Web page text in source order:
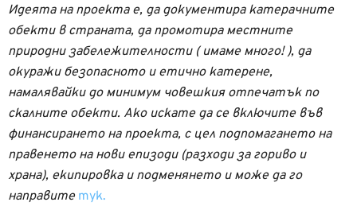
Идеята на проекта е, да документира катерачните
обекти в страната, да промотира местните
природни забележителности ( имаме много! ), да
окуражи безопасното и етично катерене,
намалявайки до минимум човешкия отпечатък по
скалните обекти. Ако искате да се включите във
финансирането на проекта, с цел подпомагането на
правенето на нови епизоди (разходи за гориво и
храна), екипировка и подменянето и може да го
направитетук.